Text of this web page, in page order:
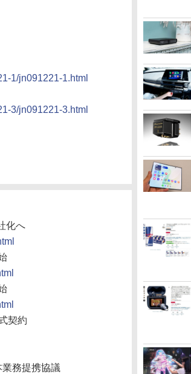
1/jn091221-1.html
3/jn091221-3.html
化へ
契約
務提携協議